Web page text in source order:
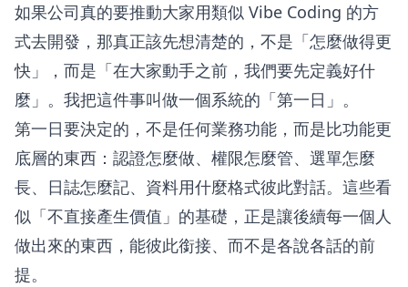
如果公司真的要推動大家用類似 Vibe Coding 的方
式去開發，那真正該先想清楚的，不是「怎麼做得更
快」，而是「在大家動手之前，我們要先定義好什
麼」。我把這件事叫做一個系統的「第一日」。
第一日要決定的，不是任何業務功能，而是比功能更
底層的東西：認證怎麼做、權限怎麼管、選單怎麼
長、日誌怎麼記、資料用什麼格式彼此對話。這些看
似「不直接產生價值」的基礎，正是讓後續每一個人
做出來的東西，能彼此銜接、而不是各說各話的前
提。